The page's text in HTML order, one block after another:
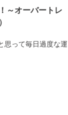
～オーバートレ
思って毎日過度な運